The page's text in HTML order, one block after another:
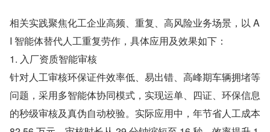
相关实践聚焦化工企业高频、重复、高风险业务场景，以 A
I 智能体替代人工重复劳作，具体应用及效果如下：
1. 入厂资质智能审核
针对人工审核环保证件效率低、易出错、高峰期车辆拥堵等
问题，采用多智能体协同模式，实现运单、四证、环保信息
的秒级审核及真伪自动校验。实际应用中，年节省人工成本